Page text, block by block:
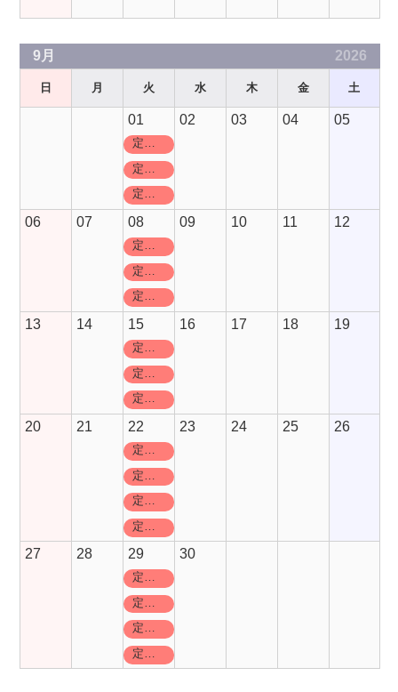
9月 2026
日 月 火 水 木 金 土
01
定休日
定休日
02 03 04 05
06 07 08
定休日
定休日
09 10 11 12
13 14 15
定休日
定休日
16 17 18 19
20 21 22
定休日
定休日
23 24 25 26
27 28 29
定休日
定休日
30